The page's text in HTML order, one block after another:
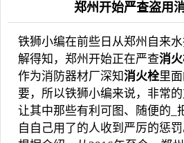
郑州开始严查盗用
铁狮小编在前些日从郑州自来
解得知，郑州开始正在严查消
作为消防器材厂深知消火栓里
要，所以铁狮小编来说，非常的
让其中那些有利可图、随便的_
自自己用了的人收到严厉的惩罚